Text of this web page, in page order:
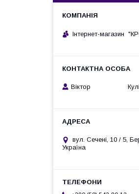
Інтернет-магазин
Віктор
вул. Сечені, 10 / 5,
Україна